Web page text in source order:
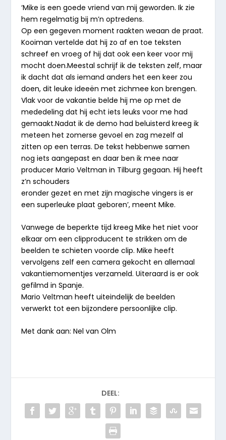
‘Mike is een goede vriend van mij geworden. Ik zie
hem regelmatig bij m’n optredens.
Op een gegeven moment raakten weaan de praat.
Kooiman vertelde dat hij zo af en toe teksten
schreef en vroeg of hij dat ook een keer voor mij
mocht doen.Meestal schrijf ik de teksten zelf, maar
ik dacht dat als iemand anders het een keer zou
doen, dit leuke ideeën met zichmee kon brengen.
Vlak voor de vakantie belde hij me op met de
mededeling dat hij echt iets leuks voor me had
gemaakt.Nadat ik de demo had beluisterd kreeg ik
meteen het zomerse gevoel en zag mezelf al
zitten op een terras. De tekst hebbenwe samen
nog iets aangepast en daar ben ik mee naar
producer Mario Veltman in Tilburg gegaan. Hij heeft
z’n schouders
eronder gezet en met zijn magische vingers is er
een superleuke plaat geboren’, meent Mike.
Vanwege de beperkte tijd kreeg Mike het niet voor
elkaar om een clipproducent te strikken om de
beelden te schieten voorde clip. Mike heeft
vervolgens zelf een camera gekocht en allemaal
vakantiemomentjes verzameld. Uiteraard is er ook
gefilmd in Spanje.
Mario Veltman heeft uiteindelijk de beelden
verwerkt tot een bijzondere persoonlijke clip.
Met dank aan: Nel van Olm
DEEL: